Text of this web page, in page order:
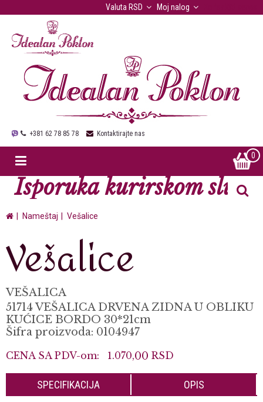
Moj nalog
Valuta RSD
+381 62 78 85 78 Kontaktirajte nas
0
Isporuka kurirskom
Nameštaj Vešalice
Vešalice
VEŠALICA
51714 VEŠALICA DRVENA ZIDNA U OBLIKU
KUĆICE BORDO 30*21cm
Šifra proizvoda: 0104947
CENA SA PDV-om: 1.070,00 RSD
SPECIFIKACIJA OPIS